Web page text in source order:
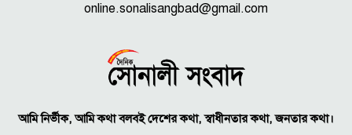
online.sonalisangbad@gmail.com
আমি নির্ভীক, আমি কথা বলবই দেশের কথা, স্বাধীনতার কথা, জনতার কথা।